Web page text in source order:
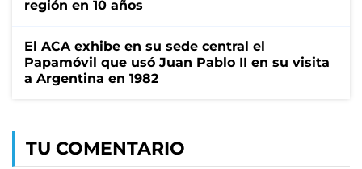
región en 10 años
El ACA exhibe en su sede central el
Papamóvil que usó Juan Pablo II en su visita
a Argentina en 1982
TU COMENTARIO